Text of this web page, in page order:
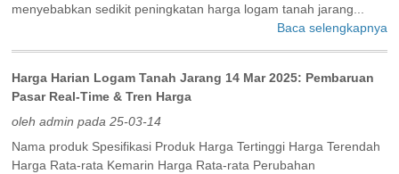
menyebabkan sedikit peningkatan harga logam tanah jarang...
Baca selengkapnya
Harga Harian Logam Tanah Jarang 14 Mar 2025: Pembaruan
Pasar Real-Time & Tren Harga
oleh admin pada 25-03-14
Nama produk Spesifikasi Produk Harga Tertinggi Harga Terendah
Harga Rata-rata Kemarin Harga Rata-rata Perubahan